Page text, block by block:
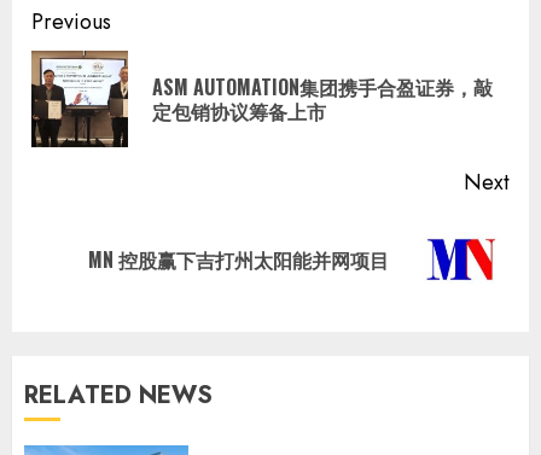
Continue
Reading
Previous
ASM AUTOMATION集团携手合盈证券，敲
定包销协议筹备上市
Next
MN 控股赢下吉打州太阳能并网项目
RELATED NEWS